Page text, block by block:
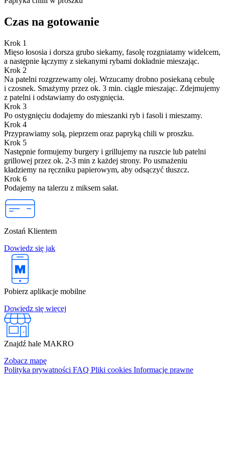
Czas na gotowanie
Krok 1
Mięso łososia i dorsza grubo siekamy, fasolę rozgniatamy widelcem,
a następnie łączymy z siekanymi rybami dokładnie mieszając.
Krok 2
Na patelni rozgrzewamy olej. Wrzucamy drobno posiekaną cebulę
i czosnek. Smażymy przez ok. 3 min. ciągle mieszając. Zdejmujemy
z patelni i odstawiamy do ostygnięcia.
Krok 3
Po ostygnięciu dodajemy do mieszanki ryb i fasoli i mieszamy.
Krok 4
Przyprawiamy solą, pieprzem oraz papryką chili w proszku.
Krok 5
Następnie formujemy burgery i grillujemy na ruszcie lub patelni
grillowej przez ok. 2-3 min z każdej strony. Po usmażeniu
kładziemy na ręczniku papierowym, aby odsączyć tłuszcz.
Krok 6
Podajemy na talerzu z miksem sałat.
Zostań Klientem
Dowiedz się jak
Pobierz aplikacje mobilne
Dowiedz się więcej
Znajdź hale MAKRO
Zobacz mapę
Polityka prywatności FAQ Pliki cookies Informacje prawne